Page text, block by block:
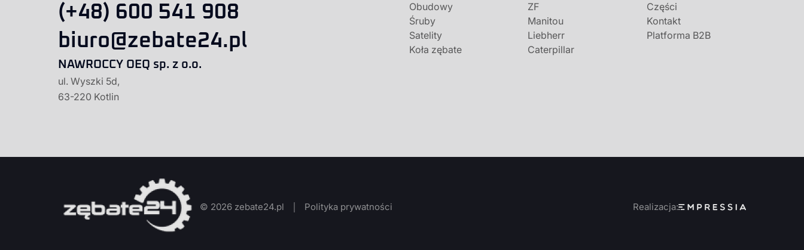
(+48) 600 541 908
biuro@zebate24.pl
NAWROCCY OEQ sp. z o.o.
ul. Wyszki 5d,
63-220 Kotlin
Obudowy
Śruby
Satelity
Koła zębate
ZF
Manitou
Liebherr
Caterpillar
Części
Kontakt
Platforma B2B
© 2026 zebate24.pl Polityka prywatności Realizacja: